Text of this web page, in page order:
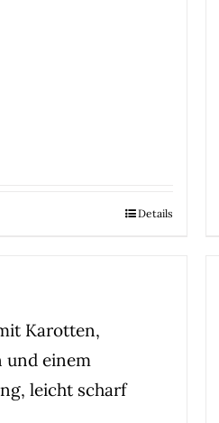
Details
Karotten,
und einem
leicht scharf